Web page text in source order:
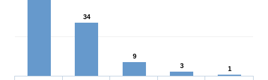
34
9
3
1